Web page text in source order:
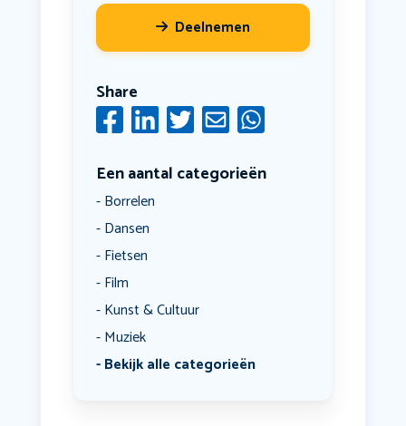
Deelnemen
Share
Een aantal categorieën
Borrelen
Dansen
Fietsen
Film
Kunst & Cultuur
Muziek
Bekijk alle categorieën